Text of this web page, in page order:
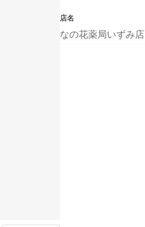
店名
なの花薬局いずみ店